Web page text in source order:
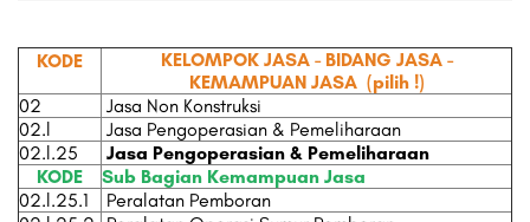
KODE
KELOMPOK JASA - BIDANG JASA -
KEMAMPUAN JASA (pilih !)
02
Jasa Non Konstruksi
02.l
Jasa Pengoperasian & Pemeliharaan
02.l.25
Jasa Pengoperasian & Pemeliharaan
KODE
Sub Bagian Kemampuan Jasa
02.l.25.1
Peralatan Pemboran